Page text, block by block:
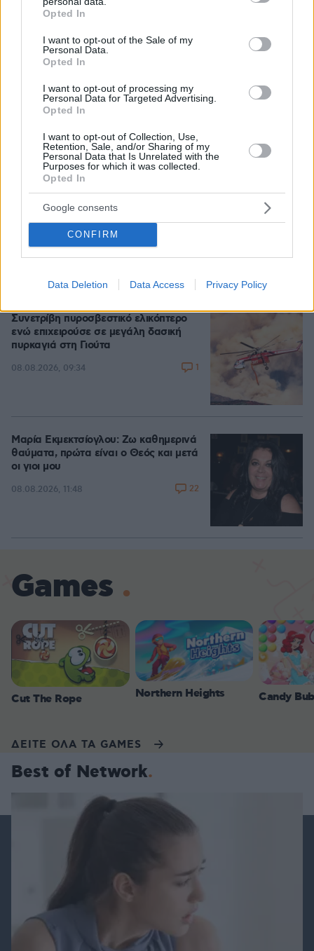
grant or deny consent to Google and its third-party tags to
use your data for below specified purposes in below Google
consent section.
Opted In
I want to opt-out of the Sale of my
Personal Data.
Opted In
I want to opt-out of processing my
Personal Data for Targeted Advertising.
Opted In
I want to opt-out of Collection, Use,
Retention, Sale, and/or Sharing of my
Personal Data that Is Unrelated with the
Purposes for which it was collected.
Opted In
Google consents
CONFIRM
Data Deletion Data Access Privacy Policy
08.08.2026, 10:26
αμερικανικών Ενόπλων Δυνάμεων
ψάχνει απεμπλοκή από το Ιράν - Οι
φόβοι για μια νέα κλιμάκωση και οι
ελλείψεις σε πυρομαχικά
08.08.2026, 17:57 23
Για αμύθητο συμβόλαιο του Σαλάχ
γράφουν στην Τουρκία: Θα παίρνει 30
εκατομμύρια τον χρόνο, προβλέπονται
έξοδα για κομμωτήρια και... χαρτί
υγείας
Συνετρίβη πυροσβεστικό ελικόπτερο
ενώ επιχειρούσε σε μεγάλη δασική
πυρκαγιά στη Γιούτα
08.08.2026, 09:34 1
Μαρία Εκμεκτσίογλου: Ζω καθημερινά
θαύματα, πρώτα είναι ο Θεός και μετά
οι γιοι μου
08.08.2026, 11:48 22
Games
Cut The Rope Northern Heights Candy
ΔΕΙΤΕ ΟΛΑ ΤΑ GAMES
Best of Network